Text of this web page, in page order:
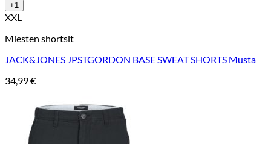
+1
XXL
Miesten shortsit
JACK&JONES JPSTGORDON BASE SWEAT SHORTS Musta
34,99€